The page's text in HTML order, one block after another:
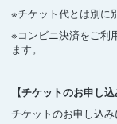
※チケット代とは別に
※コンビニ決済をご利
ます。
【チケットのお申し
チケットのお申し込